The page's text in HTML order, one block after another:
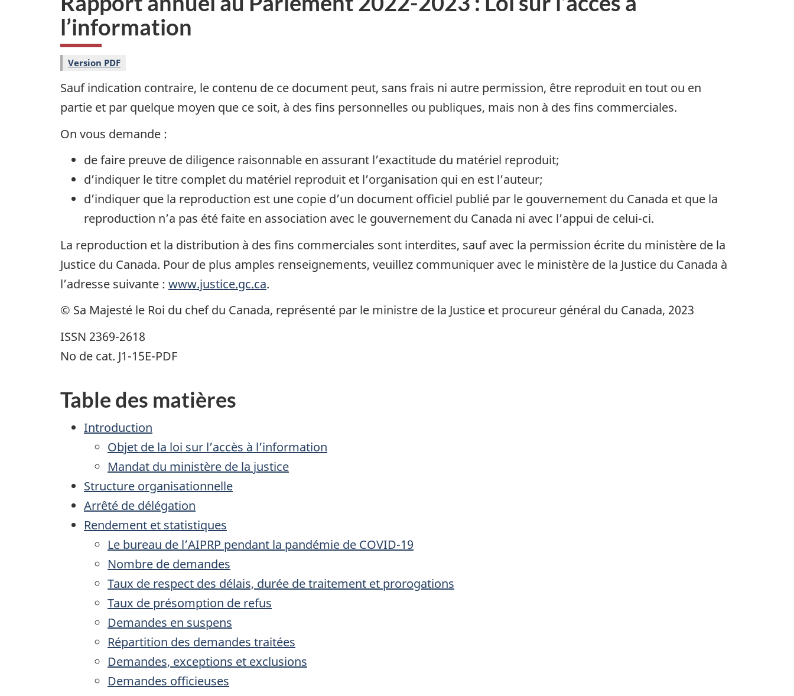
i
o
n
d
l’information
Version PDF
Sauf indication contraire, le contenu de ce document peut, sans frais ni autre permission, être reproduit en tout ou en
partie et par quelque moyen que ce soit, à des fins personnelles ou publiques, mais non à des fins commerciales.
On vous demande :
de faire preuve de diligence raisonnable en assurant l’exactitude du matériel reproduit;
d’indiquer le titre complet du matériel reproduit et l’organisation qui en est l’auteur;
d’indiquer que la reproduction est une copie d’un document officiel publié par le gouvernement du Canada et que la
reproduction n’a pas été faite en association avec le gouvernement du Canada ni avec l’appui de celui-ci.
La reproduction et la distribution à des fins commerciales sont interdites, sauf avec la permission écrite du ministère de la
Justice du Canada. Pour de plus amples renseignements, veuillez communiquer avec le ministère de la Justice du Canada à
l’adresse suivante : www.justice.gc.ca.
© Sa Majesté le Roi du chef du Canada, représenté par le ministre de la Justice et procureur général du Canada, 2023
ISSN 2369-2618
No de cat. J1-15E-PDF
Table des matières
Introduction
Objet de la loi sur l’accès à l’information
Mandat du ministère de la justice
Structure organisationnelle
Arrêté de délégation
Rendement et statistiques
Le bureau de l’AIPRP pendant la pandémie de COVID-19
Nombre de demandes
Taux de respect des délais, durée de traitement et prorogations
Taux de présomption de refus
Demandes en suspens
Répartition des demandes traitées
Demandes, exceptions et exclusions
Demandes officieuses